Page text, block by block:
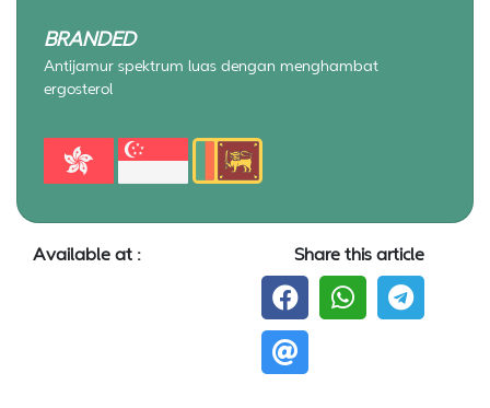
BRANDED
Antijamur spektrum luas dengan menghambat
ergosterol
Available at : Share this article